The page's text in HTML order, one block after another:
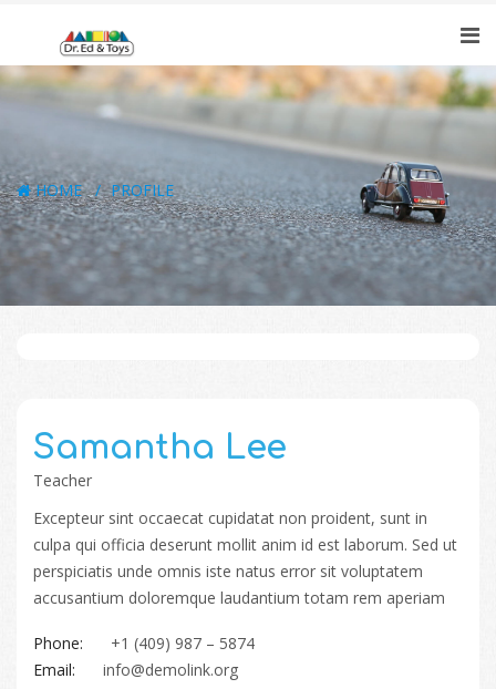
HOME PROFILE
Samantha Lee
Teacher
Excepteur sint occaecat cupidatat non proident, sunt in
culpa qui officia deserunt mollit anim id est laborum. Sed ut
perspiciatis unde omnis iste natus error sit voluptatem
accusantium doloremque laudantium totam rem aperiam
Phone:
+1 (409) 987 – 5874
Email:
info@demolink.org